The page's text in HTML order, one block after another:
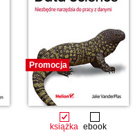
Promocja
książka ebook